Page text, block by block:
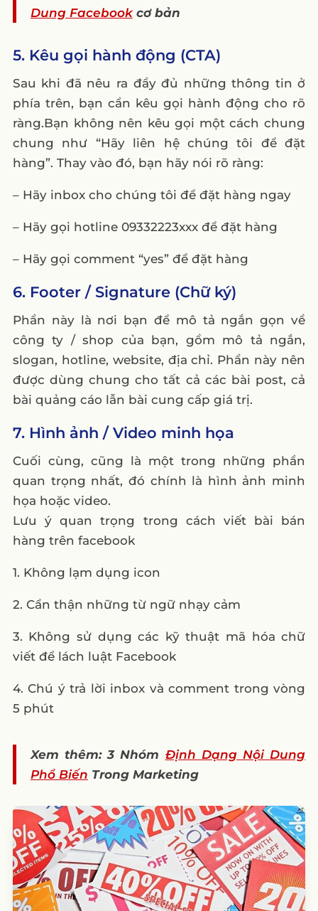
Dung Facebookcơ bản
5. Kêu gọi hành động (CTA)
Sau khi đã nêu ra đầy đủ những thông tin ở
phía trên, bạn cần kêu gọi hành động cho rõ
ràng.Bạn không nên kêu gọi một cách chung
chung như “Hãy liên hệ chúng tôi để đặt
hàng”. Thay vào đó, bạn hãy nói rõ ràng:
– Hãy inbox cho chúng tôi để đặt hàng ngay
– Hãy gọi hotline 09332223xxx để đặt hàng
– Hãy gọi comment “yes” để đặt hàng
6. Footer / Signature (Chữ ký)
Phần này là nơi bạn để mô tả ngắn gọn về
công ty / shop của bạn, gồm mô tả ngắn,
slogan, hotline, website, địa chỉ. Phần này nên
được dùng chung cho tất cả các bài post, cả
bài quảng cáo lẫn bài cung cấp giá trị.
7. Hình ảnh / Video minh họa
Cuối cùng, cũng là một trong những phần
quan trọng nhất, đó chính là hình ảnh minh
họa hoặc video.
Lưu ý quan trọng trong cách viết bài bán
hàng trên facebook
1. Không lạm dụng icon
2. Cẩn thận những từ ngữ nhạy cảm
3. Không sử dụng các kỹ thuật mã hóa chữ
viết để lách luật Facebook
4. Chú ý trả lời inbox và comment trong vòng
5 phút
Xem thêm: 3 Nhóm Định Dạng Nội Dung
Phổ Biến Trong Marketing